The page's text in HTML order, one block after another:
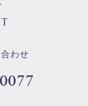
わせ